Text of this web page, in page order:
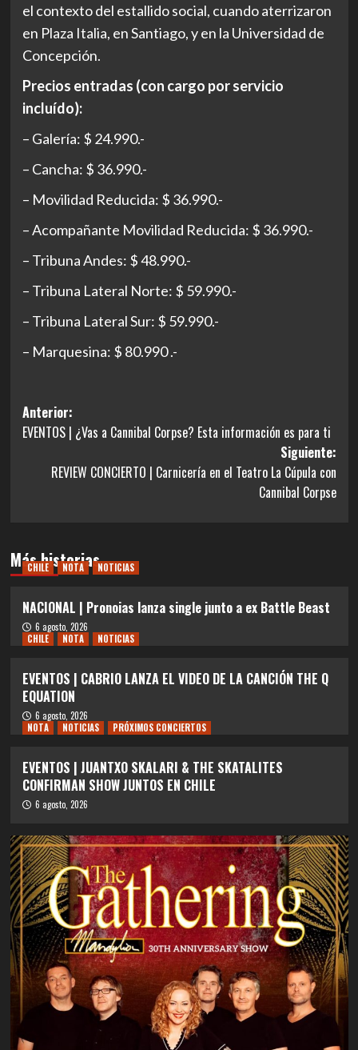
el contexto del estallido social, cuando aterrizaron
en Plaza Italia, en Santiago, y en la Universidad de
Concepción.
Precios entradas (con cargo por servicio
incluído):
– Galería: $ 24.990.-
– Cancha: $ 36.990.-
– Movilidad Reducida: $ 36.990.-
– Acompañante Movilidad Reducida: $ 36.990.-
– Tribuna Andes: $ 48.990.-
– Tribuna Lateral Norte: $ 59.990.-
– Tribuna Lateral Sur: $ 59.990.-
– Marquesina: $ 80.990 .-
Navegación
de
entradas
Anterior:
EVENTOS | ¿Vas a Cannibal Corpse? Esta información es para ti
Siguiente:
REVIEW CONCIERTO | Carnicería en el Teatro La Cúpula con
Cannibal Corpse
Más historias
CHILE NOTA NOTICIAS
NACIONAL | Pronoias lanza single junto a ex Battle Beast
6 agosto, 2026
CHILE
NOTA NOTICIAS
EVENTOS | CABRIO LANZA EL VIDEO DE LA CANCIÓN THE Q
EQUATION
6 agosto, 2026
NOTA
NOTICIAS PRÓXIMOS CONCIERTOS
EVENTOS | JUANTXO SKALARI & THE SKATALITES
CONFIRMAN SHOW JUNTOS EN CHILE
6 agosto, 2026